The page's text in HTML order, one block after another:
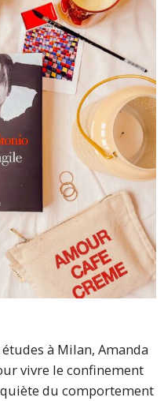
à Milan, Amanda
vivre le confinement
du comportement